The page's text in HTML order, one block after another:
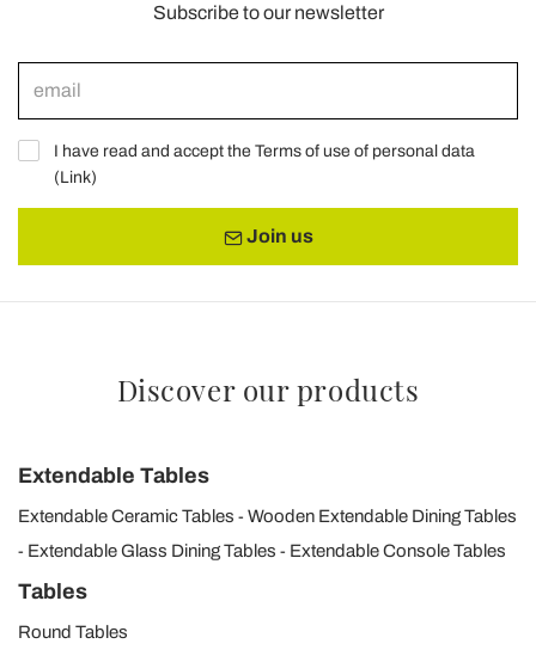
Subscribe to our newsletter
I have read and accept the Terms of use of personal data
(Link)
Join us
Discover our products
Extendable Tables
Extendable Ceramic Tables
Wooden Extendable Dining Tables
Extendable Glass Dining Tables
Extendable Console Tables
Tables
Round Tables